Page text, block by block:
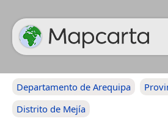
Departamento de Arequipa
Distrito de Mejía